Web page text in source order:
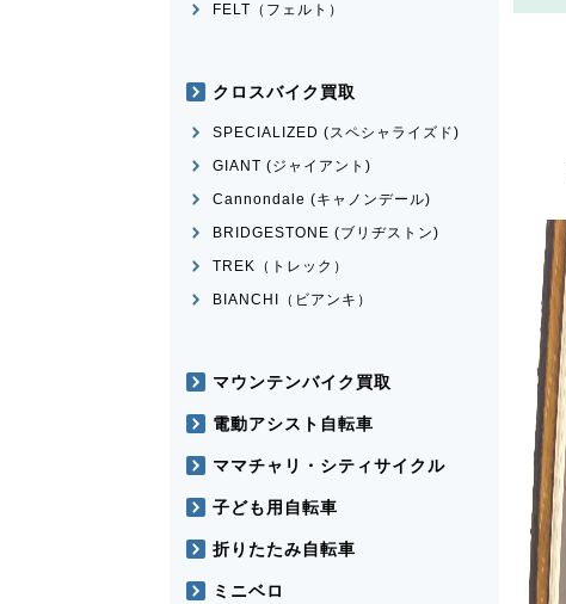
FELT（フェルト）
クロスバイク買取
SPECIALIZED (スペシャライズド)
GIANT (ジャイアント)
Cannondale (キャノンデール)
BRIDGESTONE (ブリヂストン)
TREK（トレック）
BIANCHI（ビアンキ）
マウンテンバイク買取
電動アシスト自転車
ママチャリ・シティサイクル
子ども用自転車
折りたたみ自転車
ミニベロ